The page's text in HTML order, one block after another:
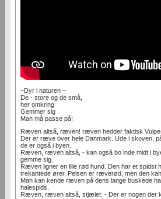
–Dyr i naturen –
De - store og de små,
her omkring
Gemmer sig
Man må passe på!
Ræven altså, ræven! ræven hedder faktisk
Der er ræve over hele Danmark. Ude i skoven,
de er også i byen.
Ræven, ræven altså, - kan også bo inde midt i
gemme sig.
Ræven ligner en lille rød hund. Den har et spidst
trekantede ører. Pelsen er ræverød, men den
Man kan kende ræven på dens lange buskede
halespids.
Ræven, ræven altså, stjæler. - Der er nogen der